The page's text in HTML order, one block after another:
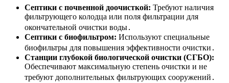
Септики с почвенной доочисткой: Требуют наличия
фильтрующего колодца или поля фильтрации для
окончательной очистки воды․
Септики с биофильтром: Используют специальные
биофильтры для повышения эффективности очистки․
Станции глубокой биологической очистки (СГБО):
Обеспечивают максимальную степень очистки и не
требуют дополнительных фильтрующих сооружений․